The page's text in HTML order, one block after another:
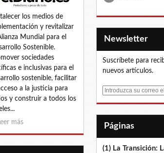
los medios de
y revitalizar
Mundial para el
Sostenible.
sociedades
e inclusivas para el
sostenible, facilitar
a la justicia para
y construir a todos los
más
Newsletter
Suscríbete para
nuevos artículos.
E
Páginas
(1) La Transición: